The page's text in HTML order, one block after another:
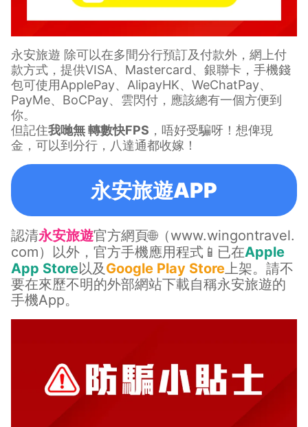
永安旅遊 除可以在多間分行預訂及付款外，網上付
款方式，提供VISA、Mastercard、銀聯卡，手機錢
包可使用ApplePay、AlipayHK、WeChatPay、
PayMe、BoCPay、雲閃付，應該總有一個方便到
你。
但記住我哋無 轉數快FPS ，唔好受騙呀！想俾現
金，可以到分行，八達通都收嫁！
永安旅遊APP
認清永安旅遊官方網頁🌐（www.wingontravel.
com）以外，官方手機應用程式📱已在Apple
App Store以及 Google Play Store 上架。請不
要在來歷不明的外部網站下載自稱永安旅遊的
手機App。